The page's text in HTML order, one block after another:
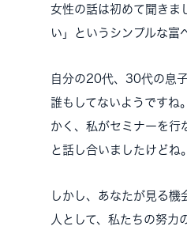
女性の話は初めて聞きま
い」というシンプルな富
自分の20代、30代の息
誰もしてないようですね
かく、私がセミナーを行
と話し合いましたけどね。
しかし、あなたが見る機
人として、私たちの努